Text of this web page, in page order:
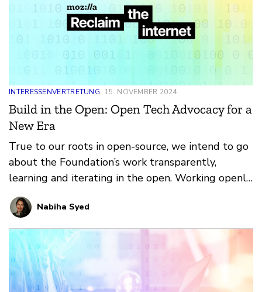
INTERESSENVERTRETUNG 15. NOVEMBER 2024
Build in the Open: Open Tech Advocacy for a
New Era
True to our roots in open-source, we intend to go
about the Foundation’s work transparently,
learning and iterating in the open. Working openly
isn’t just for products – it’s a set of principles we
want to bring to everything we do, whether it’s
advocacy or grantmaking or community-building.
Nabiha Syed